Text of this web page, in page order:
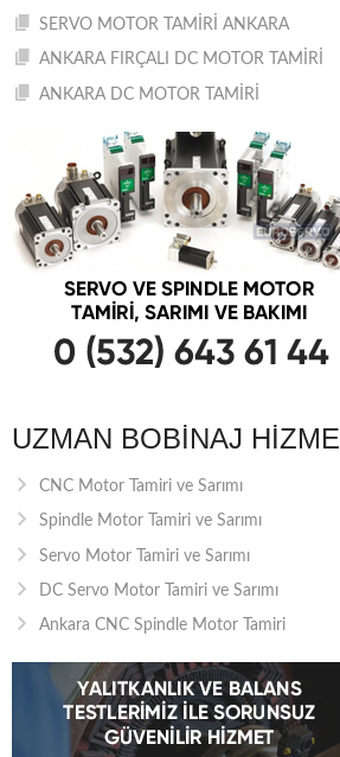
SERVO MOTOR TAMİRİ ANKARA
ANKARA FIRÇALI DC MOTOR TAMİRİ
ANKARA DC MOTOR TAMİRİ
UZMAN BOBINAJ
CNC Motor Tamiri ve Sarımı
Spindle Motor Tamiri ve Sarımı
Servo Motor Tamiri ve Sarımı
DC Servo Motor Tamiri ve Sarımı
Ankara CNC Spindle Motor Tamiri